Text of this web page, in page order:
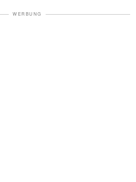
WERBUNG